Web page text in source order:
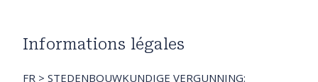
Informations légales
FR > STEDENBOUWKUNDIGE VERGUNNING: